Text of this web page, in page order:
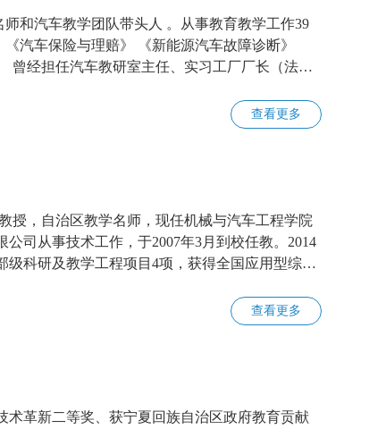
和汽车教学团队带头人 。从事教育教学工作39
汽车保险与理赔》 《新能源汽车故障诊断》
曾经担任汽车教研室主任、实习工厂厂长（法
查看更多
授，自治区教学名师，现任机械与汽车工程学院
司从事技术工作，于2007年3月到校任教。2014
科研及教学工程项目4项，获得全国应用型综
查看更多
革新二等奖、获宁夏回族自治区政府教育贡献